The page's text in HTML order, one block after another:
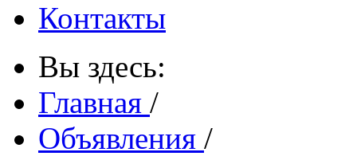
Контакты
Вы здесь:
Главная /
Объявления /